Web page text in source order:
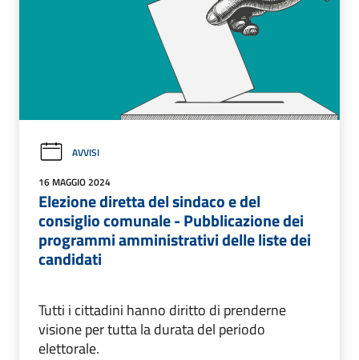
AVVISI
16 MAGGIO 2024
Elezione diretta del sindaco e del
consiglio comunale - Pubblicazione dei
programmi amministrativi delle liste dei
candidati
Tutti i cittadini hanno diritto di prenderne
visione per tutta la durata del periodo
elettorale.